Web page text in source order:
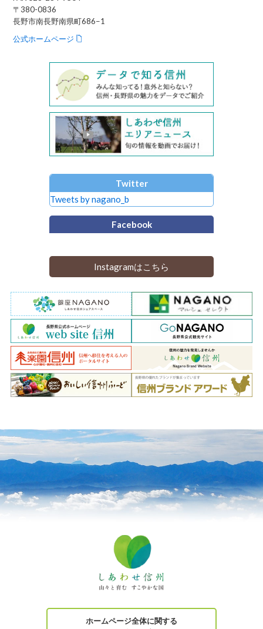
〒380-0836
長野市南長野南県町686−1
公式ホームページ
Twitter
Tweets by nagano_b
Facebook
Instagramはこちら
ホームページ全体に関する